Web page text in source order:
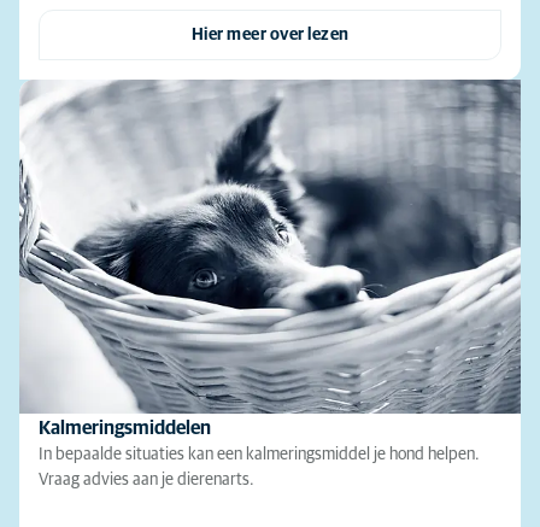
Hier meer over lezen
Kalmeringsmiddelen
In bepaalde situaties kan een kalmeringsmiddel je hond helpen.
Vraag advies aan je dierenarts.